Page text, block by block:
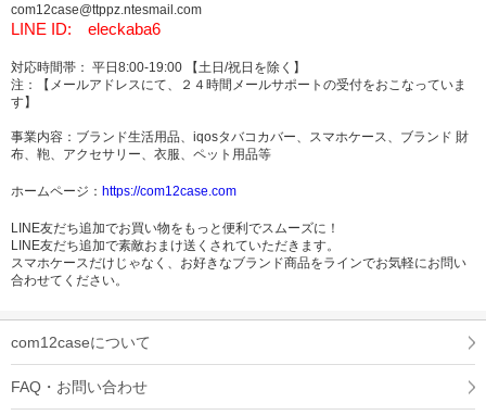
com12case@ttppz.ntesmail.com
LINE ID: eleckaba6
対応時間帯： 平日8:00-19:00 【土日/祝日を除く】
注：【メールアドレスにて、２４時間メールサポートの受付をおこなっていま
す】
事業内容：ブランド生活用品、iqosタバコカバー、スマホケース、ブランド 財
布、鞄、アクセサリー、衣服、ペット用品等
ホームページ： https://com12case.com
LINE友だち追加でお買い物をもっと便利でスムーズに！
LINE友だち追加で素敵おまけ送くされていただきます。
スマホケースだけじゃなく、お好きなブランド商品をラインでお気軽にお問い
合わせてください。
com12caseについて
FAQ・お問い合わせ